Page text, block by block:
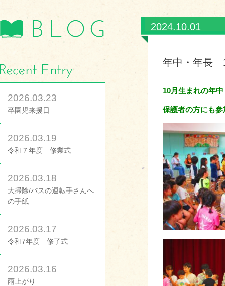
2026.03.23
卒園児来援日
2026.03.19
令和７年度 修業式
2026.03.18
大掃除/バスの運転手さんへ
の手紙
2026.03.17
令和7年度 修了式
2026.03.16
雨上がり
2024.10.01
年中・年長
10月生まれの年
保護者の方にも